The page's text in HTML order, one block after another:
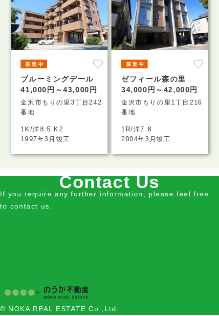
ブルーミングデール
41,000円～43,000円
金沢市もりの里3丁目242
番地
1K/洋8.5 K2
1997年3月竣工
ゼフィール森の里
34,000円～42,000円
金沢市もりの里1丁目216
番地
1R/洋7.8
2004年3月竣工
Contact Us
If you require any further information, please feel free
to contact us.
© NOKA REAL ESTATE Co.,Ltd.